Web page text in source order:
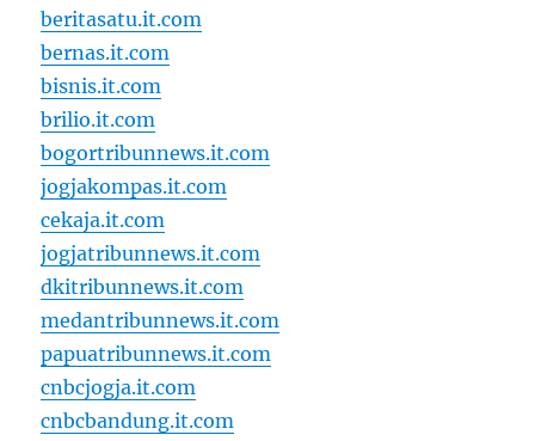
beritasatu.it.com
bernas.it.com
bisnis.it.com
brilio.it.com
bogortribunnews.it.com
jogjakompas.it.com
cekaja.it.com
jogjatribunnews.it.com
dkitribunnews.it.com
medantribunnews.it.com
papuatribunnews.it.com
cnbcjogja.it.com
cnbcbandung.it.com